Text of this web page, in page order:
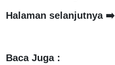
Halaman selanjutnya ➡️
Baca Juga :